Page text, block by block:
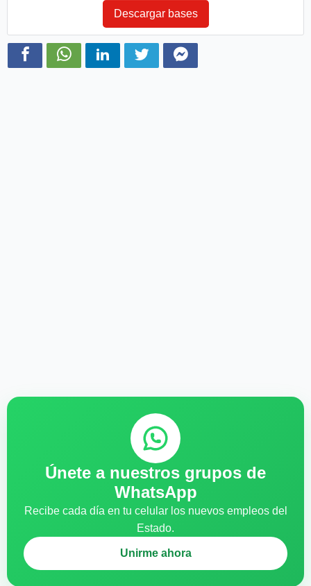
Descargar bases
Únete a nuestros grupos de
WhatsApp
Recibe cada día en tu celular los nuevos empleos del
Estado.
Unirme ahora